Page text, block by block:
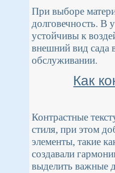
При выборе
долговечность. В
устойчивы к
внешний вид сада
обслуживании.
Как
Контрастные
стиля, при этом
элементы, такие
создавали
выделить важные